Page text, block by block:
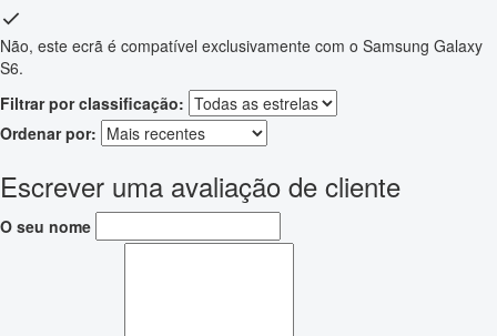
Não, este ecrã é compatível exclusivamente com o Samsung Galaxy
S6.
Filtrar por classificação:
Ordenar por:
Escrever uma avaliação de cliente
O seu nome